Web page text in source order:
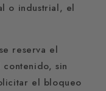
o industrial, el
reserva el
sin
el bloqueo